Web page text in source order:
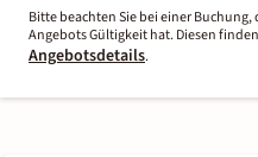
Bitte beachten Sie bei einer
Angebots Gültigkeit hat. Diesen
Angebotsdetails.